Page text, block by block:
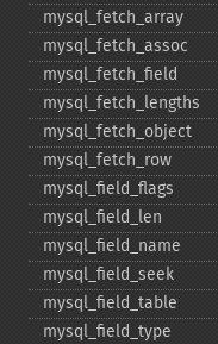
mysql_​fetch_​array
mysql_​fetch_​assoc
mysql_​fetch_​field
mysql_​fetch_​lengths
mysql_​fetch_​object
mysql_​fetch_​row
mysql_​field_​flags
mysql_​field_​len
mysql_​field_​name
mysql_​field_​seek
mysql_​field_​table
mysql_​field_​type